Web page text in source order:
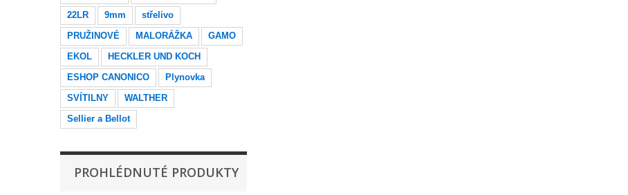
22LR
9mm
střelivo
PRUŽINOVÉ
MALORÁŽKA
GAMO
EKOL
HECKLER UND KOCH
ESHOP CANONICO
Plynovka
SVÍTILNY
WALTHER
Sellier a Bellot
PROHLÉDNUTÉ PRODUKTY